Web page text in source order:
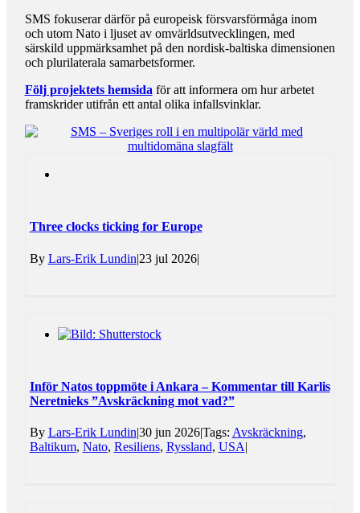
SMS fokuserar därför på europeisk försvarsförmåga inom
och utom Nato i ljuset av omvärldsutvecklingen, med
särskild uppmärksamhet på den nordisk-baltiska dimensionen
och plurilaterala samarbetsformer.
Följ projektets hemsida för att informera om hur arbetet
framskrider utifrån ett antal olika infallsvinklar.
Three clocks ticking for Europe
By Lars-Erik Lundin|23 jul 2026|
Inför Natos toppmöte i Ankara – Kommentar till Karlis
Neretnieks ”Avskräckning mot vad?”
By Lars-Erik Lundin|30 jun 2026|Tags: Avskräckning,
Baltikum, Nato, Resiliens, Ryssland, USA|